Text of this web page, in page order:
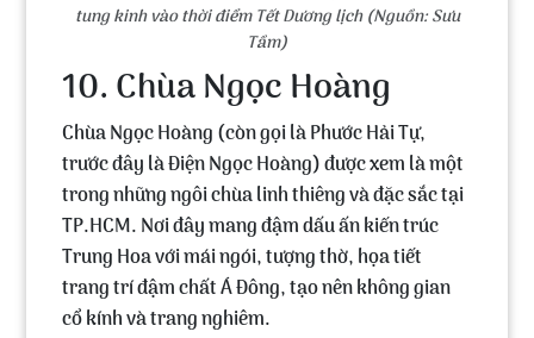
tung kinh vào thời điểm Tết Dương lịch (Nguồn: Sưu
Tầm)
10. Chùa Ngọc Hoàng
Chùa Ngọc Hoàng (còn gọi là Phước Hải Tự,
trước đây là Điện Ngọc Hoàng) được xem là một
trong những ngôi chùa linh thiêng và đặc sắc tại
TP.HCM. Nơi đây mang đậm dấu ấn kiến trúc
Trung Hoa với mái ngói, tượng thờ, họa tiết
trang trí đậm chất Á Đông, tạo nên không gian
cổ kính và trang nghiêm.